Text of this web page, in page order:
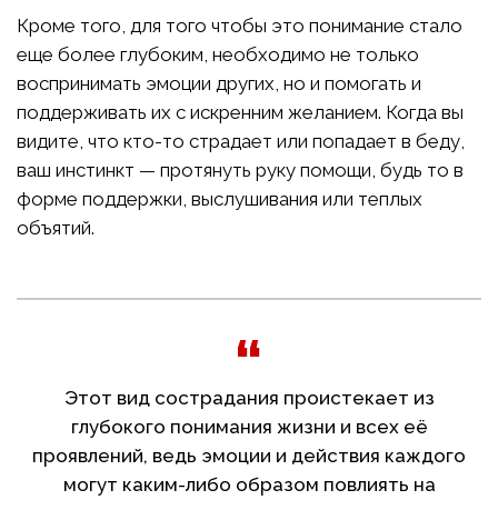
Кроме того, для того чтобы это понимание стало
еще более глубоким, необходимо не только
воспринимать эмоции других, но и помогать и
поддерживать их с искренним желанием. Когда вы
видите, что кто-то страдает или попадает в беду,
ваш инстинкт — протянуть руку помощи, будь то в
форме поддержки, выслушивания или теплых
объятий.
Этот вид сострадания проистекает из
глубокого понимания жизни и всех её
проявлений, ведь эмоции и действия каждого
могут каким-либо образом повлиять на